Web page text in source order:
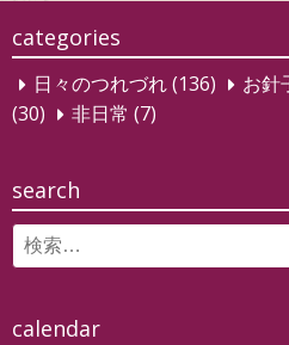
ゲ
ー
シ
ョ
categories
日々のつれづれ(136) お針
(30)
非日常 (7)
search
Search
for:
calendar